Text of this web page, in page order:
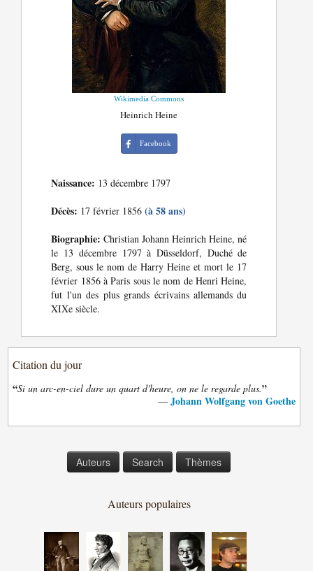
Wikimedia Commons
Heinrich Heine
Facebook
Naissance: 13 décembre 1797
Décès: 17 février 1856(à 58 ans)
Biographie: Christian Johann Heinrich Heine, né
le 13 décembre 1797 à Düsseldorf, Duché de
Berg, sous le nom de Harry Heine et mort le 17
février 1856 à Paris sous le nom de Henri Heine,
fut l'un des plus grands écrivains allemands du
XIXe siècle.
Citation du jour
“Si un arc-en-ciel dure un quart d'heure, on ne le regarde plus.”
— Johann Wolfgang von Goethe
Auteurs Search Thèmes
Auteurs populaires